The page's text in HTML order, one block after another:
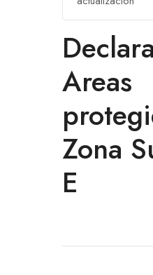
Areas
Zona
E